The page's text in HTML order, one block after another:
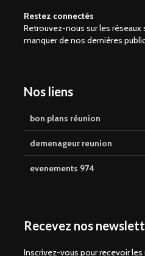
Restez connectés
Retrouvez-nous sur les réseaux
manquer de nos dernières
Nos liens
bon plans réunion
demenageur reunion
evenements 974
Recevez nos
Inscrivez-vous pour recevoir